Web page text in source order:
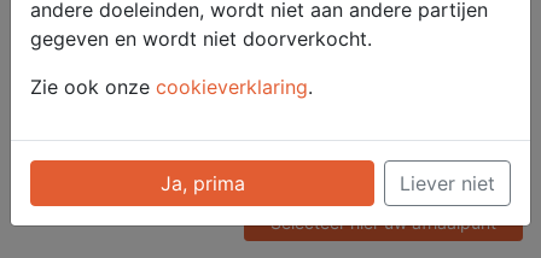
Artikelnummer
51413
Categorie
Voor onze prijzen moet u
ingelogd zijn.
Selecteer hier uw afhaalpunt
andere doeleinden, wordt niet aan andere partijen
gegeven en wordt niet doorverkocht.
Zie ook onze cookieverklaring.
Ja, prima Liever niet